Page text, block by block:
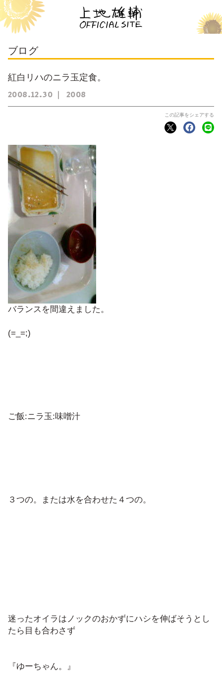
ブログ
紅白リハのニラ玉定食。
2008 12 30 2008
バランスを間違えました。
(=_=;)
ご飯:ニラ玉:味噌汁
３つの。または水を合わせた４つの。
迷ったオイラはノックのおかずにハシを伸ばそうとし
たら目も合わさず
『ゆーちゃん。』